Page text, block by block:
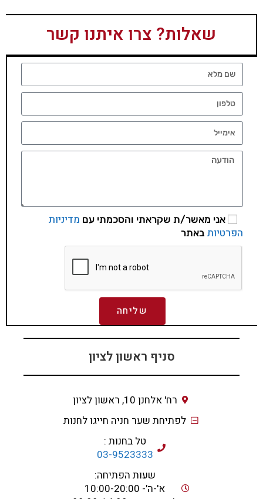
שאלות? צרו איתנו קשר
אני מאשר/ת שקראתי והסכמתי עם מדיניות
הפרטיות באתר
שליחה
סניף ראשון לציון
רח' אלחנן 10, ראשון לציון
לפתיחת שער חניה חייגו לחנות
טל בחנות :
03-9523333
שעות הפתיחה:
א'-ה'- 10:00-20:00